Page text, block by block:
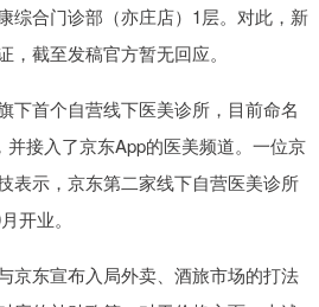
综合门诊部（亦庄店）1层。对此，新
截至发稿官方暂无回应。
首个自营线下医美诊所，目前命名
并接入了京东App的医美频道。一位京
表示，京东第二家线下自营医美诊所
开业。
东宣布入局外卖、酒旅市场的打法